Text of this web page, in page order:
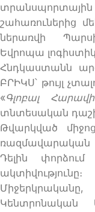
շահառուներից
ներառվի
Եվրոպա լոգիստիկ
Հնդկաստանն
ԲՐԻԿՍ՝ թույլ
«Գլոբալ Հարավի
տնտեսական
Թվարկված
ռազմավարական
Դելին
Կենտրոնական